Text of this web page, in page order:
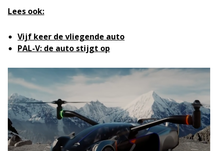
Lees ook:
Vijf keer de vliegende auto
PAL-V: de auto stijgt op